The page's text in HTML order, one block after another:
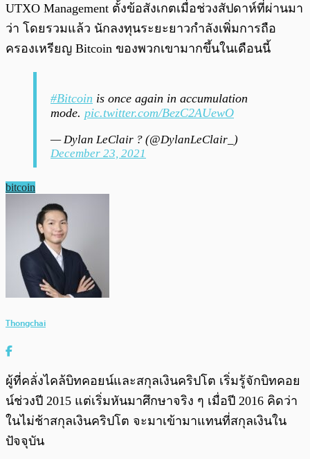
UTXO Management ตั้งข้อสังเกตเมื่อช่วงสัปดาห์ที่ผ่านมา
ว่า โดยรวมแล้ว นักลงทุนระยะยาวกำลังเพิ่มการถือ
ครองเหรียญ Bitcoin ของพวกเขามากขึ้นในเดือนนี้
#Bitcoin is once again in accumulation
mode. pic.twitter.com/BezC2AUewO
— Dylan LeClair ? (@DylanLeClair_)
December 23, 2021
bitcoin
Thongchai
ผู้ที่คลั่งไคล้บิทคอยน์และสกุลเงินคริปโต เริ่มรู้จักบิทคอย
น์ช่วงปี 2015 แต่เริ่มหันมาศึกษาจริง ๆ เมื่อปี 2016 คิดว่า
ในไม่ช้าสกุลเงินคริปโต จะมาเข้ามาแทนที่สกุลเงินใน
ปัจจุบัน